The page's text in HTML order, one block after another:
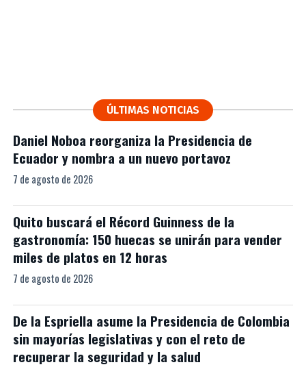
ÚLTIMAS NOTICIAS
Daniel Noboa reorganiza la Presidencia de
Ecuador y nombra a un nuevo portavoz
7 de agosto de 2026
Quito buscará el Récord Guinness de la
gastronomía: 150 huecas se unirán para vender
miles de platos en 12 horas
7 de agosto de 2026
De la Espriella asume la Presidencia de Colombia
sin mayorías legislativas y con el reto de
recuperar la seguridad y la salud